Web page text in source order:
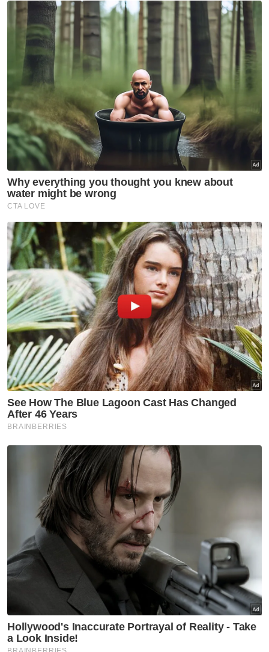
Artikel Disyorkan
PMG Healthcare Group cipta
rekod MBOR, latih 14,813
pelajar kuasai CPR
Selangor KL
'Speaker tentukan status
kerusi DUN selepas semakan' -
Amirudin
‘Bukan wayang, kami cuma
tuntut janji KKM’ - Onn Hafiz
Perak
'Saya lalu tempat itu banyak
kali, tapi tak nampak jasad
Nadzirul Syamin' - Rakan